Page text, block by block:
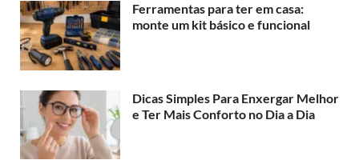
Ferramentas para ter em casa:
monte um kit básico e funcional
Dicas Simples Para Enxergar Melhor
e Ter Mais Conforto no Dia a Dia